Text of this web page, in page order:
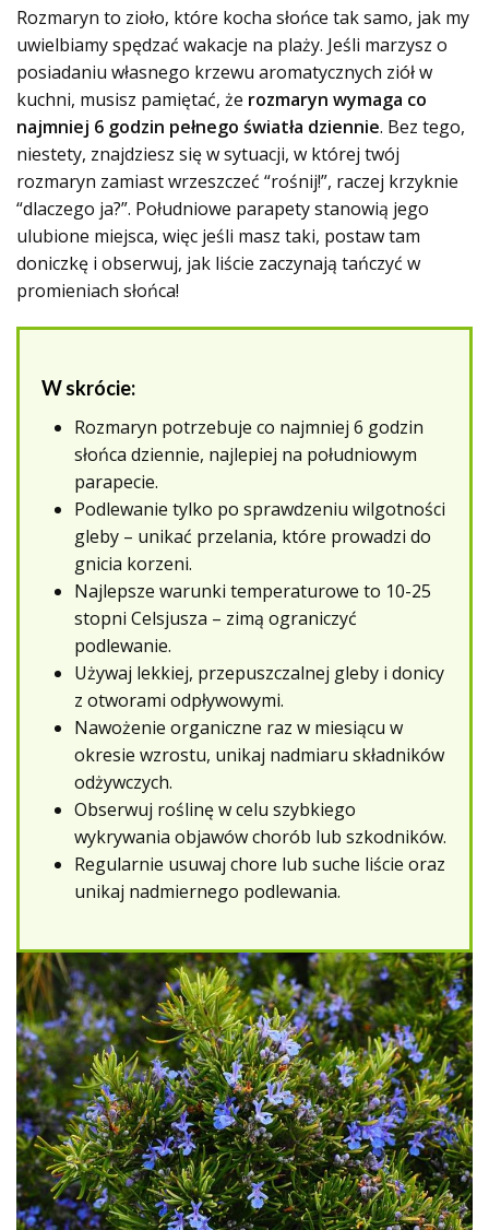
Rozmaryn to zioło, które kocha słońce tak samo, jak my
uwielbiamy spędzać wakacje na plaży. Jeśli marzysz o
posiadaniu własnego krzewu aromatycznych ziół w
kuchni, musisz pamiętać, że rozmaryn wymaga co
najmniej 6 godzin pełnego światła dziennie. Bez tego,
niestety, znajdziesz się w sytuacji, w której twój
rozmaryn zamiast wrzeszczeć “rośnij!”, raczej krzyknie
“dlaczego ja?”. Południowe parapety stanowią jego
ulubione miejsca, więc jeśli masz taki, postaw tam
doniczkę i obserwuj, jak liście zaczynają tańczyć w
promieniach słońca!
W skrócie:
Rozmaryn potrzebuje co najmniej 6 godzin
słońca dziennie, najlepiej na południowym
parapecie.
Podlewanie tylko po sprawdzeniu wilgotności
gleby – unikać przelania, które prowadzi do
gnicia korzeni.
Najlepsze warunki temperaturowe to 10-25
stopni Celsjusza – zimą ograniczyć
podlewanie.
Używaj lekkiej, przepuszczalnej gleby i donicy
z otworami odpływowymi.
Nawożenie organiczne raz w miesiącu w
okresie wzrostu, unikaj nadmiaru składników
odżywczych.
Obserwuj roślinę w celu szybkiego
wykrywania objawów chorób lub szkodników.
Regularnie usuwaj chore lub suche liście oraz
unikaj nadmiernego podlewania.